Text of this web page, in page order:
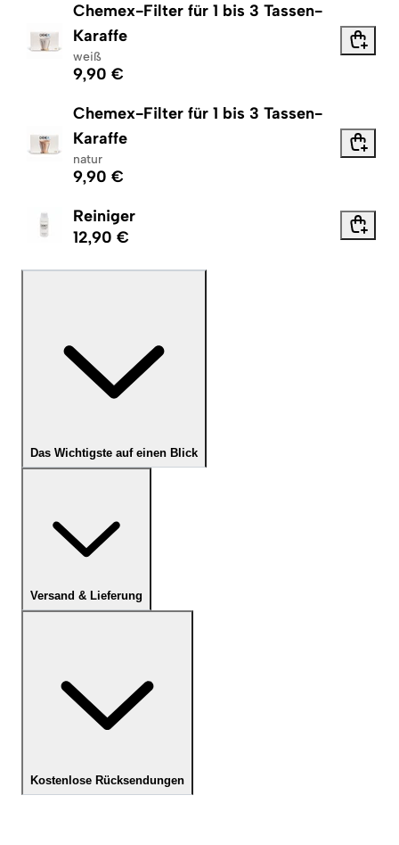
Chemex-Filter für 1 bis 3 Tassen-
Karaffe
weiß
9,90 €
Chemex-Filter für 1 bis 3 Tassen-
Karaffe
natur
9,90 €
Reiniger
12,90 €
Das Wichtigste auf einen Blick
Versand & Lieferung
Kostenlose Rücksendungen